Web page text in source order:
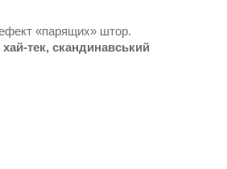
«парящих» штор.
тек, скандинавський